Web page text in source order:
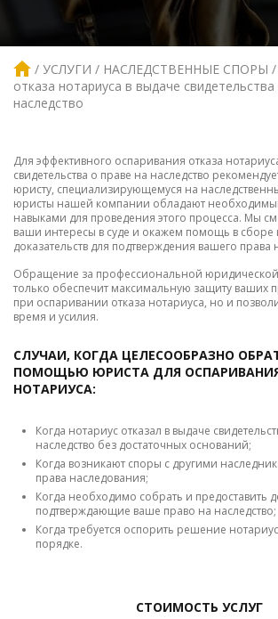
УСЛУГИ НАСЛЕДСТВЕННЫЕ СПОРЫ
отказа нотариуса в выдаче
наследство
Для эффективного оспаривания отказа
свидетельства о праве на наследство
юристу, специализирующемуся на
юристы нашей компании обладают
навыками для проведения этого процесса. Мы
ваши интересы в суде и окажем помощь в
доказательств для подтверждения вашего права
Обращение за профессиональной
только обеспечит максимальную защиту ваших
при оспаривании отказа нотариуса, но и
время и усилия.
СЛУЧАИ, КОГДА ЦЕЛЕСООБРАЗНО
ПОМОЩЬЮ ЮРИСТА ДЛЯ
НОТАРИУСА:
Когда нотариус отказал в выдаче
наследство без достаточных оснований;
Когда возникают споры с другими
права наследования;
Когда необходимо собрать и предоставить
подтверждающие ваше право на наследство;
Когда требуется оспорить решение
порядке.
СТОИМОСТЬ УСЛУГ